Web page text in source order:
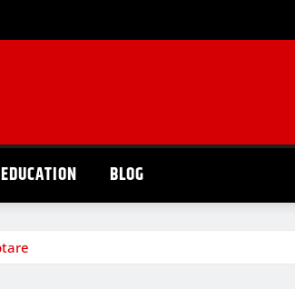
EDUCATION BLOG